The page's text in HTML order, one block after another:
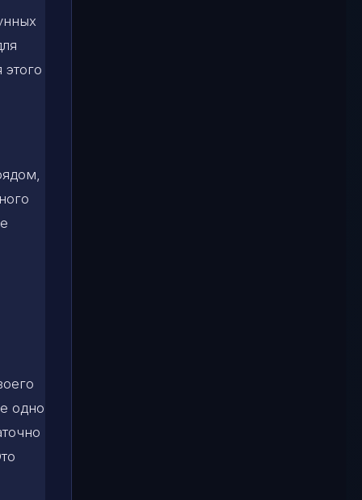
этого
одно